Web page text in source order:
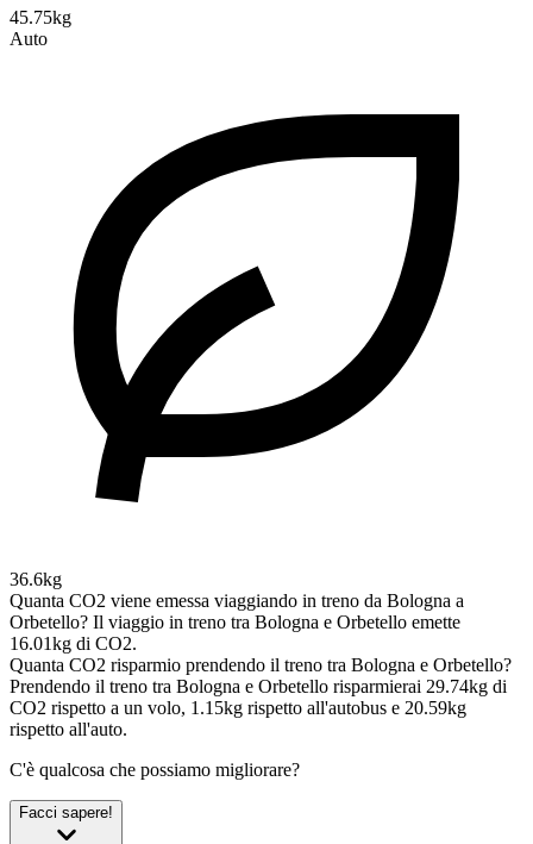
45.75kg
Auto
36.6kg
Quanta CO2 viene emessa viaggiando in treno da Bologna a
Orbetello? Il viaggio in treno tra Bologna e Orbetello emette
16.01kg di CO2.
Quanta CO2 risparmio prendendo il treno tra Bologna e Orbetello?
Prendendo il treno tra Bologna e Orbetello risparmierai 29.74kg di
CO2 rispetto a un volo, 1.15kg rispetto all'autobus e 20.59kg
rispetto all'auto.
C'è qualcosa che possiamo migliorare?
Facci sapere!